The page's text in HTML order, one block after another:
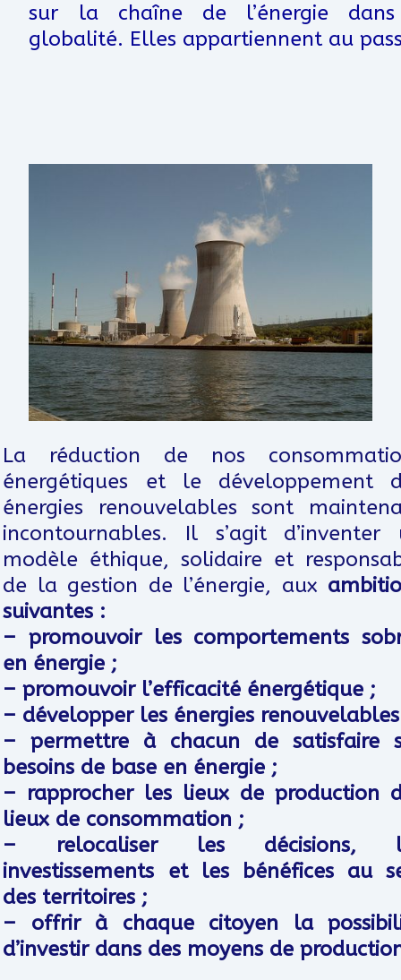
sur la chaîne de l’énergie
globalité. Elles appartiennent au
La réduction de nos
énergétiques et le développement
énergies renouvelables sont
incontournables. Il s’agit d’inventer
modèle éthique, solidaire et
de la gestion de l’énergie, aux
suivantes :
– promouvoir les comportements
en énergie ;
– promouvoir l’efficacité énergétique ;
– développer les énergies
– permettre à chacun de satisfaire
besoins de base en énergie ;
– rapprocher les lieux de production
lieux de consommation ;
– relocaliser les décisions,
investissements et les bénéfices au
des territoires ;
– offrir à chaque citoyen la
d’investir dans des moyens de